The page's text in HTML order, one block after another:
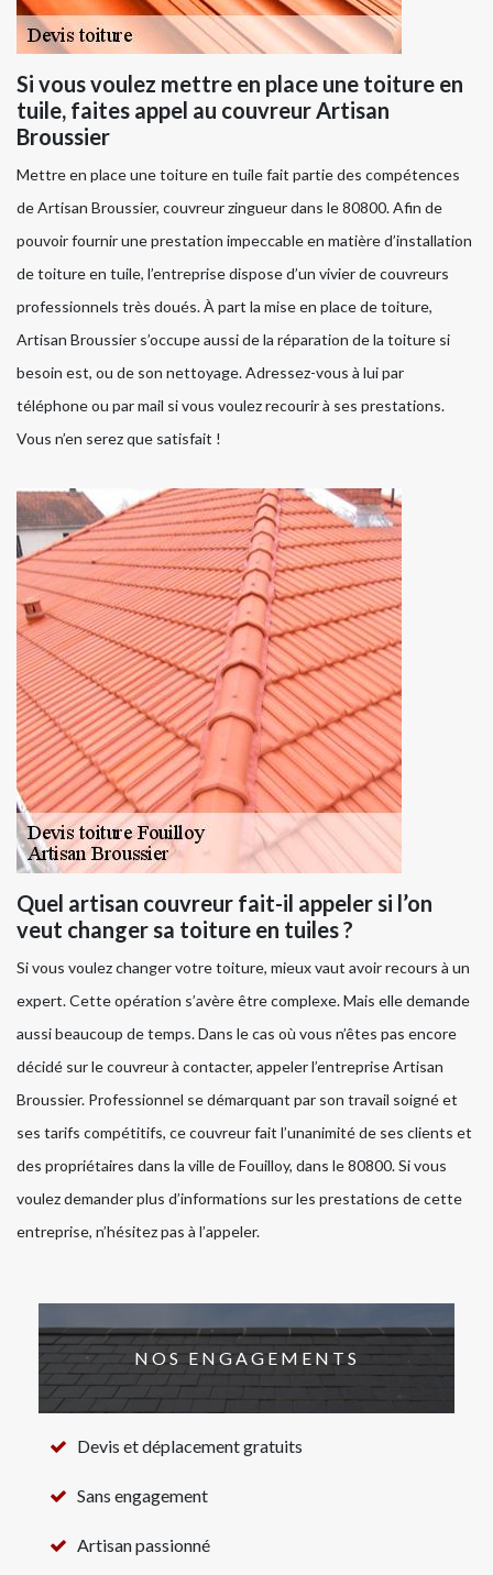
Si vous voulez mettre en place une toiture en
tuile, faites appel au couvreur Artisan
Broussier
Mettre en place une toiture en tuile fait partie des compétences
de Artisan Broussier, couvreur zingueur dans le 80800. Afin de
pouvoir fournir une prestation impeccable en matière d’installation
de toiture en tuile, l’entreprise dispose d’un vivier de couvreurs
professionnels très doués. À part la mise en place de toiture,
Artisan Broussier s’occupe aussi de la réparation de la toiture si
besoin est, ou de son nettoyage. Adressez-vous à lui par
téléphone ou par mail si vous voulez recourir à ses prestations.
Vous n’en serez que satisfait !
Quel artisan couvreur fait-il appeler si l’on
veut changer sa toiture en tuiles ?
Si vous voulez changer votre toiture, mieux vaut avoir recours à un
expert. Cette opération s’avère être complexe. Mais elle demande
aussi beaucoup de temps. Dans le cas où vous n’êtes pas encore
décidé sur le couvreur à contacter, appeler l’entreprise Artisan
Broussier. Professionnel se démarquant par son travail soigné et
ses tarifs compétitifs, ce couvreur fait l’unanimité de ses clients et
des propriétaires dans la ville de Fouilloy, dans le 80800. Si vous
voulez demander plus d’informations sur les prestations de cette
entreprise, n’hésitez pas à l’appeler.
NOS ENGAGEMENTS
Devis et déplacement gratuits
Sans engagement
Artisan passionné